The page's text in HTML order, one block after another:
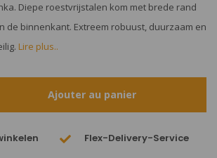
Diepe roestvrijstalen kom met brede rand
de binnenkant. Extreem robuust, duurzaam en
Lire plus..
Ajouter au panier
Flex-Delivery-Service